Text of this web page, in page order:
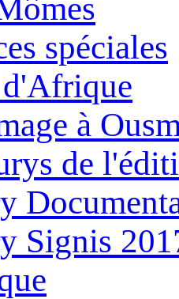
spéciales
à
de
Signis